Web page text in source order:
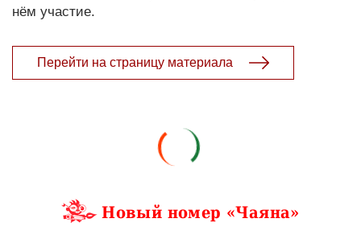
нём участие.
Перейти на страницу материала
Новый номер «Чаяна»